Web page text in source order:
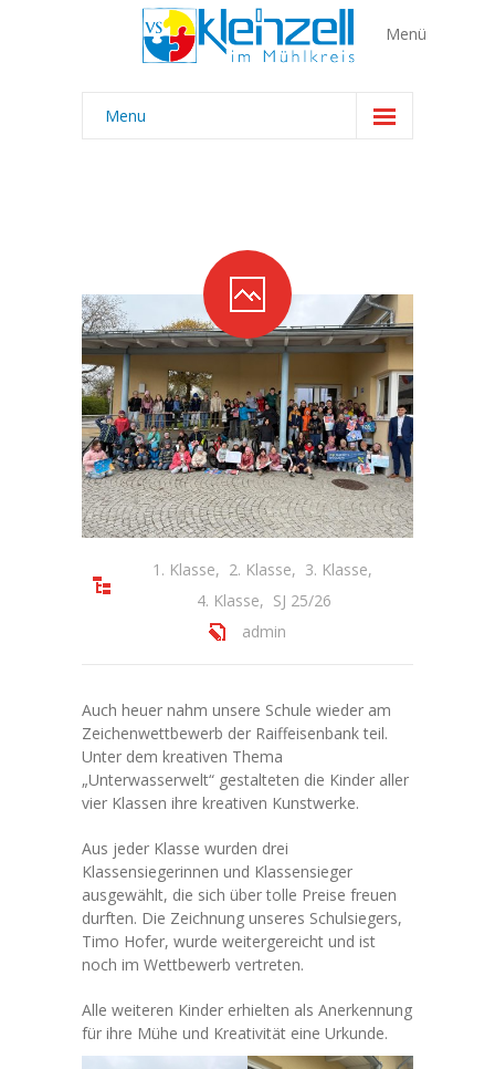
Menu
---- Lehrer:innen
---- Ganztagesschule I GTS
---- Frühaufsicht I Reinigung
---- Bewegungscoach I ASVÖ
-- Klassen
---- Schulartikel I Schulhefte
---- Stundenpläne
-- Hausordnung
-- Aktuelle Informationen
-- Fundstücke
Termine
Wichtiges A - Z
GTS
-- Information
-- Lerneinheit I “Hausübungsstunde”
-- Speiseplan
1. Klasse, 2. Klasse, 3. Klasse,
4. Klasse, SJ 25/26
admin
Auch heuer nahm unsere Schule wieder am
Zeichenwettbewerb der Raiffeisenbank teil.
Unter dem kreativen Thema
„Unterwasserwelt“ gestalteten die Kinder aller
vier Klassen ihre kreativen Kunstwerke.
Aus jeder Klasse wurden drei
Klassensiegerinnen und Klassensieger
ausgewählt, die sich über tolle Preise freuen
durften. Die Zeichnung unseres Schulsiegers,
Timo Hofer, wurde weitergereicht und ist
noch im Wettbewerb vertreten.
Alle weiteren Kinder erhielten als Anerkennung
für ihre Mühe und Kreativität eine Urkunde.